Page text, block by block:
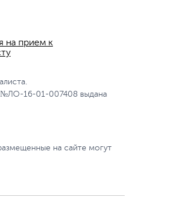
на прием к
№ЛО-16-01-007408 выдана
на сайте могут